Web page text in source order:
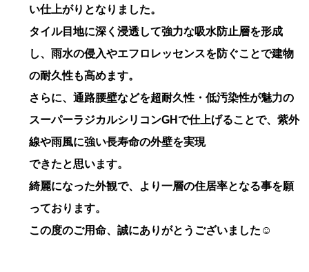
い仕上がりとなりました。
タイル目地に深く浸透して強力な吸水防止層を形成
し、雨水の侵入やエフロレッセンスを防ぐことで建物
の耐久性も高めます。
さらに、通路腰壁などを超耐久性・低汚染性が魅力の
スーパーラジカルシリコンGHで仕上げることで、紫外
線や雨風に強い長寿命の外壁を実現
できたと思います。
綺麗になった外観で、より一層の住居率となる事を願
っております。
この度のご用命、誠にありがとうございました☺